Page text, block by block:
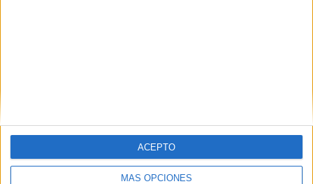
MÁS OPCIONES
ACEPTO